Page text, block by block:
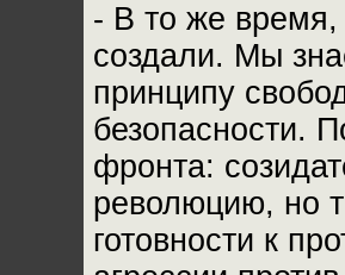
- В то же время,
создали. Мы
принципу
безопасности.
фронта:
революцию, но
готовности к